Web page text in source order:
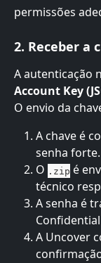
permissões
2. Receber a
A autenticação
Account Key
O envio da
A chave é
senha forte.
O .zip é
técnico
A senha é
A Uncover